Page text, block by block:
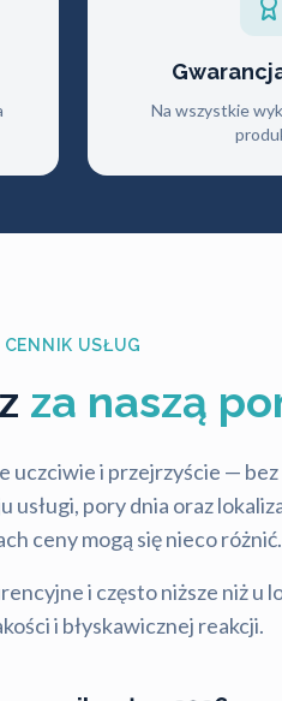
Na wszystkie
CENNIK USŁUG
za naszą
uczciwie i przejrzyście —
usługi, pory dnia oraz
ceny mogą się nieco różnić.
i często niższe niż u
i błyskawicznej reakcji.